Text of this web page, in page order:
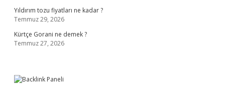
Yıldırım tozu fiyatları ne kadar ?
Temmuz 29, 2026
Kürtçe Gorani ne demek ?
Temmuz 27, 2026